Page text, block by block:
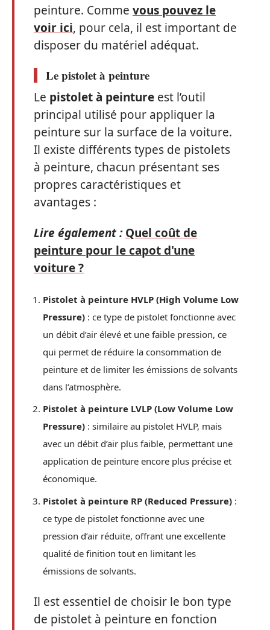
peinture. Comme vous pouvez le
voir ici, pour cela, il est important de
disposer du matériel adéquat.
Le pistolet à peinture
Le pistolet à peinture est l’outil
principal utilisé pour appliquer la
peinture sur la surface de la voiture.
Il existe différents types de pistolets
à peinture, chacun présentant ses
propres caractéristiques et
avantages :
Lire également : Quel coût de
peinture pour le capot d'une
voiture ?
Pistolet à peinture HVLP (High Volume Low
Pressure) : ce type de pistolet fonctionne avec
un débit d’air élevé et une faible pression, ce
qui permet de réduire la consommation de
peinture et de limiter les émissions de solvants
dans l’atmosphère.
Pistolet à peinture LVLP (Low Volume Low
Pressure) : similaire au pistolet HVLP, mais
avec un débit d’air plus faible, permettant une
application de peinture encore plus précise et
économique.
Pistolet à peinture RP (Reduced Pressure) :
ce type de pistolet fonctionne avec une
pression d’air réduite, offrant une excellente
qualité de finition tout en limitant les
émissions de solvants.
Il est essentiel de choisir le bon type
de pistolet à peinture en fonction